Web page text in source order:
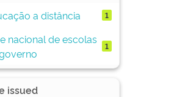
a distância
1
nacional de escolas
1
issued